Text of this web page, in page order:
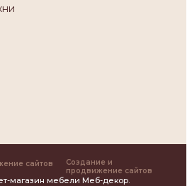
Создание и
продвижение сайтов
магазин мебели Меб-декор.